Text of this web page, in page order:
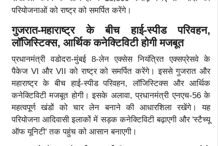
परियोजनाओं को राष्ट्र को समर्पित करेंगे।
गुजरात-महाराष्ट्र के बीच हाई-स्पीड परिवहन,
लॉजिस्टिक्स, आर्थिक कनेक्टिविटी होगी मजबूत
प्रधानमंत्री वडोदरा-मुंबई 8-लेन एक्सेस नियंत्रित एक्सप्रेसवे के
पैकेज VI और VII को राष्ट्र को समर्पित करेंगे। इससे गुजरात और
महाराष्ट्र के बीच हाई-स्पीड परिवहन, लॉजिस्टिक्स और आर्थिक
कनेक्टिविटी मजबूत होगी। इसके अलावा, प्रधानमंत्री एनएच-56 के
महत्वपूर्ण खंडों को चार लेन बनाने की आधारशिला रखेंगे। यह
परियोजना आदिवासी इलाकों में सड़क कनेक्टिविटी बढ़ाएगी और 'स्टैच्यू
ऑफ यूनिटी' तक पहुंच को आसान बनाएगी।